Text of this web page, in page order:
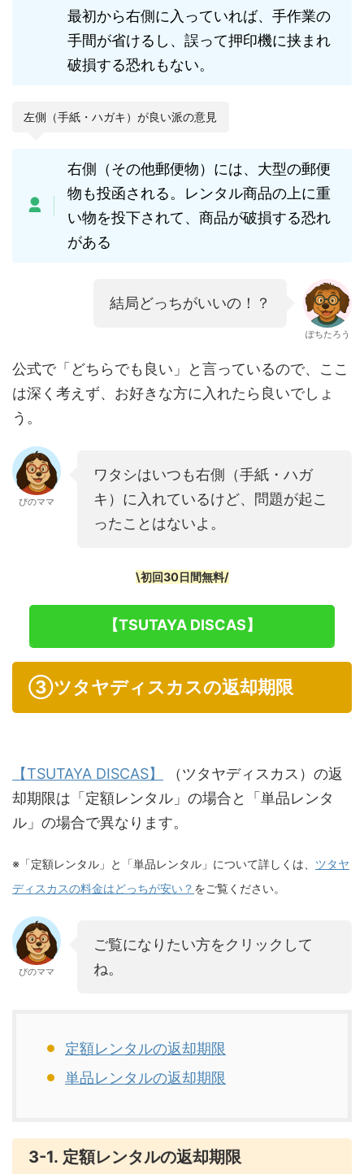
最初から右側に入っていれば、手作業の
手間が省けるし、誤って押印機に挟まれ
破損する恐れもない。
左側（手紙・ハガキ）が良い派の意見
右側（その他郵便物）には、大型の郵便
物も投函される。レンタル商品の上に重
い物を投下されて、商品が破損する恐れ
がある
結局どっちがいいの！？
ぽちたろう
公式で「どちらでも良い」と言っているので、ここ
は深く考えず、お好きな方に入れたら良いでしょ
う。
ぴのママ
ワタシはいつも右側（手紙・ハガ
キ）に入れているけど、問題が起こ
ったことはないよ。
\初回30日間無料/
【TSUTAYA DISCAS】
③ツタヤディスカスの返却期限
【TSUTAYA DISCAS】
（ツタヤディスカス）の返
却期限は「定額レンタル」の場合と「単品レンタ
ル」の場合で異なります。
※「定額レンタル」と「単品レンタル」について詳しくは、 ツタヤ
ディスカスの料金はどっちが安い？ をご覧ください。
ぴのママ
ご覧になりたい方をクリックして
ね。
定額レンタルの返却期限
単品レンタルの返却期限
3-1. 定額レンタルの返却期限